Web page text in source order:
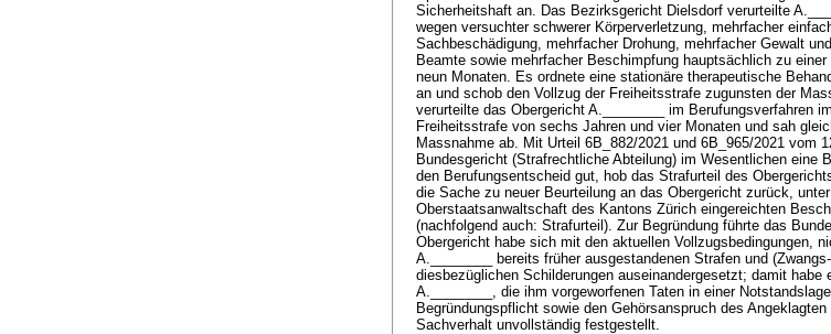
Sicherheitshaft an. Das Bezirksgericht Dielsdorf verurteilte
wegen versuchter schwerer Körperverletzung, mehrfacher
Sachbeschädigung, mehrfacher Drohung, mehrfacher Gewalt
Beamte sowie mehrfacher Beschimpfung hauptsächlich zu
neun Monaten. Es ordnete eine stationäre therapeutische
an und schob den Vollzug der Freiheitsstrafe zugunsten der
verurteilte das Obergericht A.________ im Berufungsverfahren
Freiheitsstrafe von sechs Jahren und vier Monaten und sah
Massnahme ab. Mit Urteil 6B_882/2021 und 6B_965/2021 vom
Bundesgericht (Strafrechtliche Abteilung) im Wesentlichen eine
den Berufungsentscheid gut, hob das Strafurteil des
die Sache zu neuer Beurteilung an das Obergericht zurück,
Oberstaatsanwaltschaft des Kantons Zürich eingereichten
(nachfolgend auch: Strafurteil). Zur Begründung führte das
Obergericht habe sich mit den aktuellen Vollzugsbedingungen,
A.________ bereits früher ausgestandenen Strafen und
diesbezüglichen Schilderungen auseinandergesetzt; damit
A.________, die ihm vorgeworfenen Taten in einer
Begründungspflicht sowie den Gehörsanspruch des
Sachverhalt unvollständig festgestellt.